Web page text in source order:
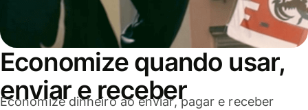
Economize quando usar,
enviar e receber
Economize dinheiro ao enviar, pagar e receber